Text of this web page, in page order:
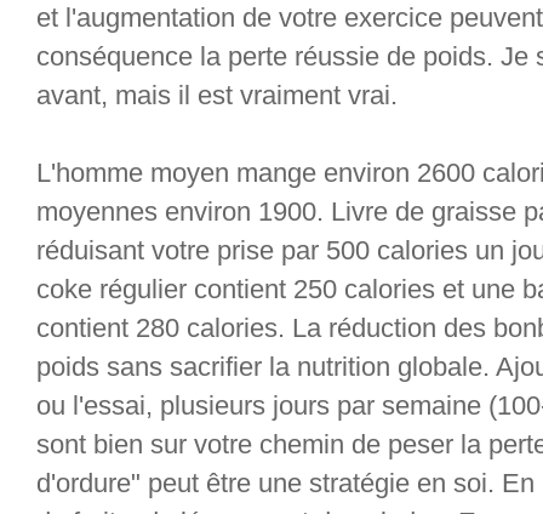
et l'augmentation de votre exercice
conséquence la perte réussie de poids. Je
avant, mais il est vraiment vrai.
L'homme moyen mange environ 2600
moyennes environ 1900. Livre de graisse
réduisant votre prise par 500 calories un
coke régulier contient 250 calories et une
contient 280 calories. La réduction des
poids sans sacrifier la nutrition globale.
ou l'essai, plusieurs jours par semaine
sont bien sur votre chemin de peser la
d'ordure" peut être une stratégie en soi.